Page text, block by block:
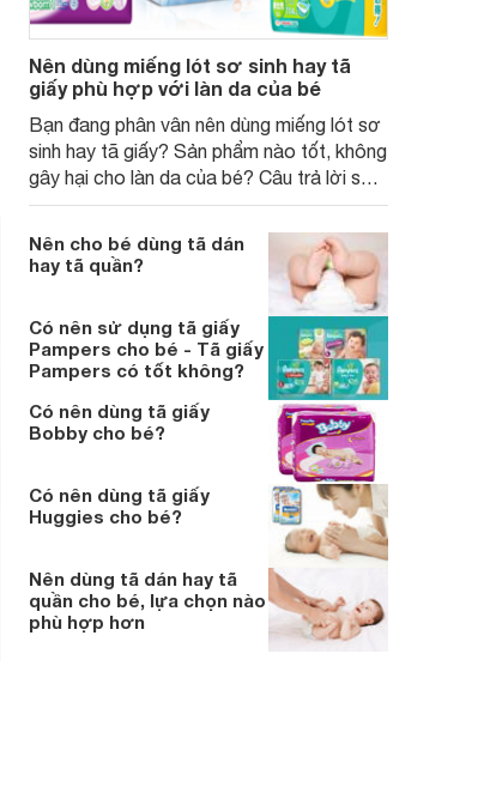
Nên dùng miếng lót sơ sinh hay tã
giấy phù hợp với làn da của bé
Bạn đang phân vân nên dùng miếng lót sơ
sinh hay tã giấy? Sản phẩm nào tốt, không
gây hại cho làn da của bé? Câu trả lời sẽ
có trong bài viết.
Nên cho bé dùng tã dán
hay tã quần?
Có nên sử dụng tã giấy
Pampers cho bé - Tã giấy
Pampers có tốt không?
Có nên dùng tã giấy
Bobby cho bé?
Có nên dùng tã giấy
Huggies cho bé?
Nên dùng tã dán hay tã
quần cho bé, lựa chọn nào
phù hợp hơn